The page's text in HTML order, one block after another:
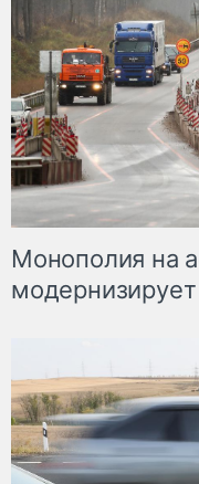
Монополия на